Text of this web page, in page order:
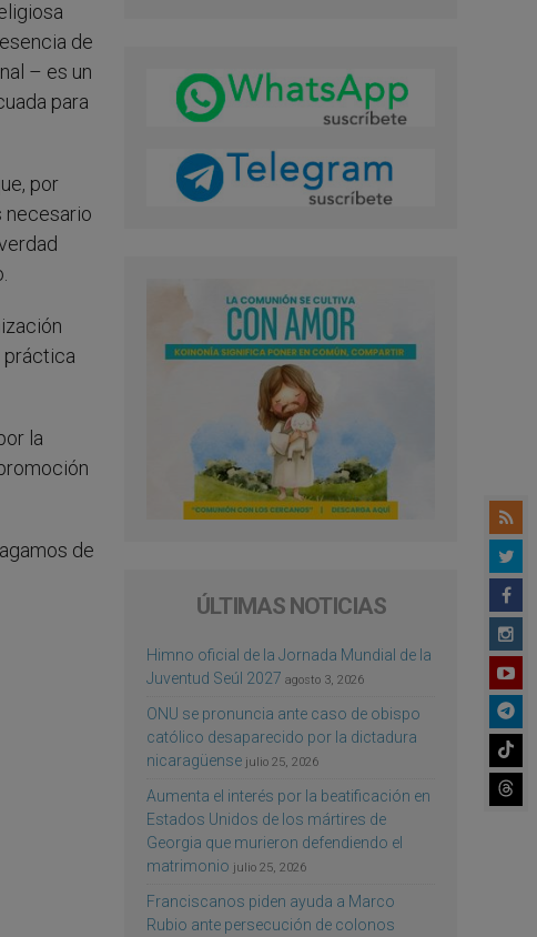
de
– es un
para
por
necesario
práctica
la
de
ÚLTIMAS NOTICIAS
Himno oficial de la Jornada Mundial de la
Juventud Seúl 2027 agosto 3, 2026
ONU se pronuncia ante caso de obispo
católico desaparecido por la dictadura
nicaragüense julio 25, 2026
Aumenta el interés por la beatificación en
Estados Unidos de los mártires de
Georgia que murieron defendiendo el
matrimonio julio 25, 2026
Franciscanos piden ayuda a Marco
Rubio ante persecución de colonos